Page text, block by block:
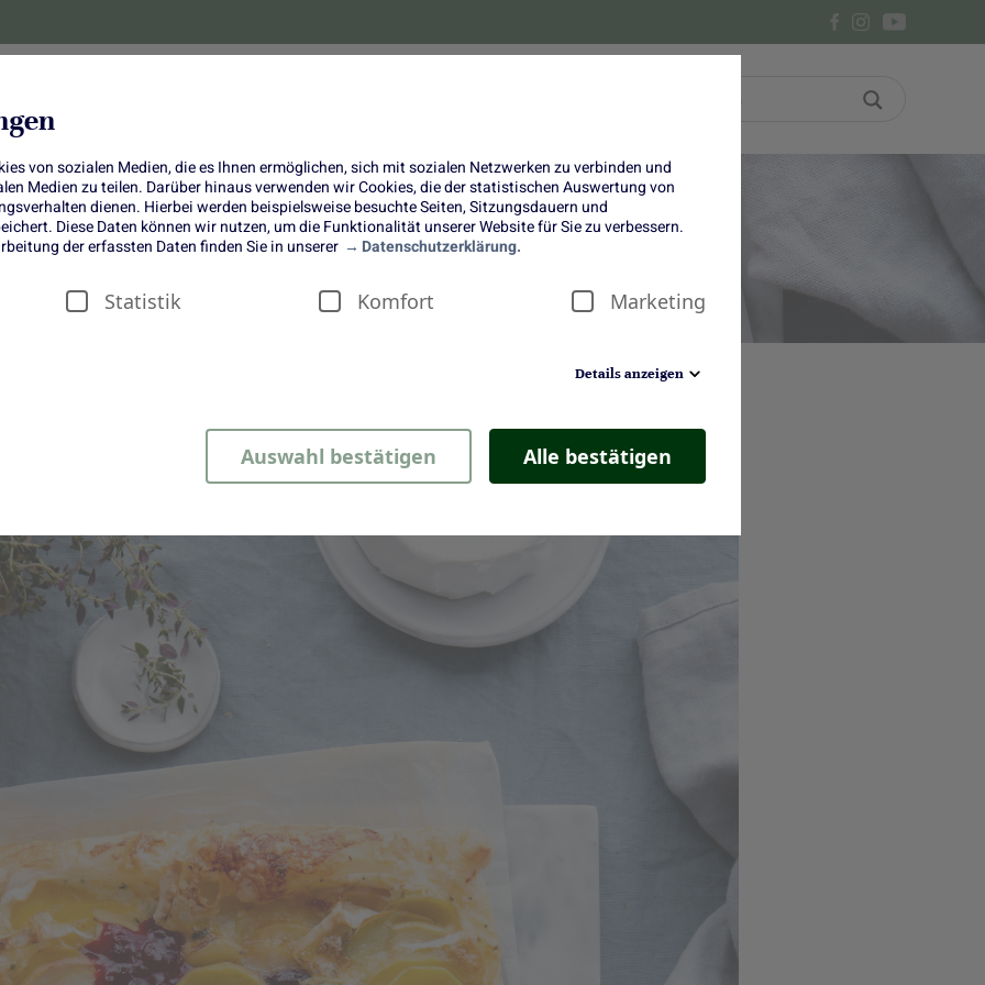
von sozialen Medien, die es Ihnen ermöglichen, sich mit sozialen Netzwerken zu verbinden und
Medien zu teilen. Darüber hinaus verwenden wir Cookies, die der statistischen Auswertung von
dienen. Hierbei werden beispielsweise besuchte Seiten, Sitzungsdauern und
Diese Daten können wir nutzen, um die Funktionalität unserer Website für Sie zu verbessern.
der erfassten Daten finden Sie in unserer
Datenschutzerklärung.
Statistik Komfort Marketing
Details anzeigen
Auswahl bestätigen Alle bestätigen
Apfel-Tarte mit Camembert
Februar eine herzhafte Tarte mit Kartoffeln, Äpfeln und cremigem Camembert. Preiselbeer-
der Tarte ab und verschaffen uns ein wahres Geschmackserlebnis.
die herzhafte Kuchenvariante für uns gezaubert und wir werden sie definitiv nicht nur im